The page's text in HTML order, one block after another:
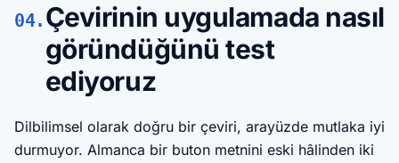
04. Çevirinin uygulamada nasıl
göründüğünü test
ediyoruz
Dilbilimsel olarak doğru bir çeviri, arayüzde mutlaka iyi
durmuyor. Almanca bir buton metnini eski hâlinden iki